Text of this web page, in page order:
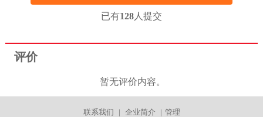
已有128人提交
评价
暂无评价内容。
联系我们 | 企业简介 | 管理